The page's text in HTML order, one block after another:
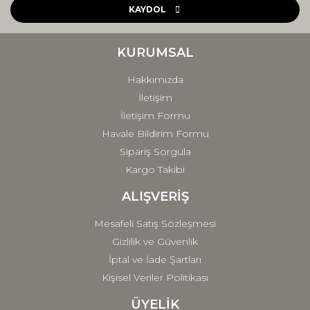
Ürün açıklamasında eksik bilgiler bulunuyor.
Ürün fiyatı diğer sitelerden daha pahalı.
Gönder
KAYDOL
KURUMSAL
Hakkımızda
İletişim
İletişim Formu
Havale Bildirim Formu
Sipariş Sorgula
Kargo Takibi
ALIŞVERİŞ
Mesafeli Satış Sözleşmesi
Gizlilik ve Güvenlik
İptal ve İade Şartları
Kişisel Veriler Politikası
ÜYELİK